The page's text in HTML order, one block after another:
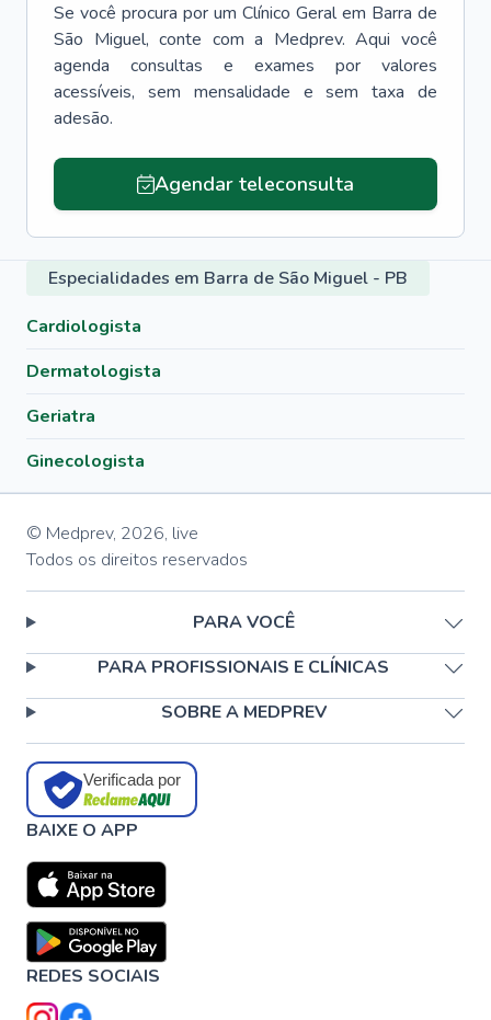
Se você procura por um Clínico Geral em Barra de
São Miguel, conte com a Medprev. Aqui você
agenda consultas e exames por valores
acessíveis, sem mensalidade e sem taxa de
adesão.
Agendar teleconsulta
Especialidades em Barra de São Miguel - PB
Cardiologista
Dermatologista
Geriatra
Ginecologista
© Medprev, 2026, live
Todos os direitos reservados
PARA VOCÊ
PARA PROFISSIONAIS E CLÍNICAS
SOBRE A MEDPREV
Verificada por
BAIXE O APP
REDES SOCIAIS